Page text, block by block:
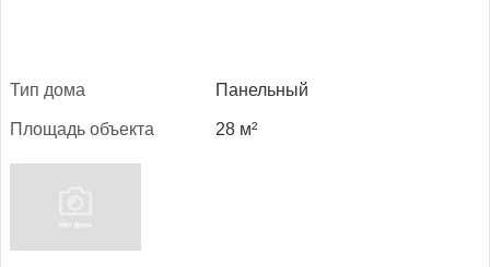
Тип до­ма Панельный
Пло­щадь объ­ек­та 28 м²